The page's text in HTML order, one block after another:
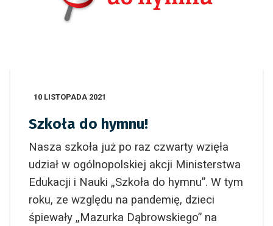
10 LISTOPADA 2021
Szkoła do hymnu!
Nasza szkoła już po raz czwarty wzięła
udział w ogólnopolskiej akcji Ministerstwa
Edukacji i Nauki „Szkoła do hymnu”. W tym
roku, ze względu na pandemię, dzieci
śpiewały „Mazurka Dąbrowskiego” na